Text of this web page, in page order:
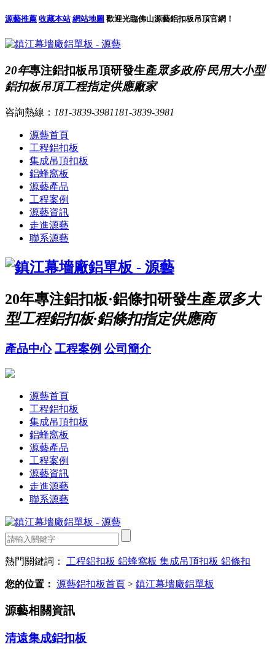
源藝推薦 收藏本站 網站地圖 歡迎光臨佛山源藝鋁扣板吊頂官網！
20年專注鋁扣板吊頂研發生產眾多政府·民用大小型
鋁扣板吊頂工程指定供應廠家
咨詢熱線： 181-3839-3981 181-3839-3981
源藝首頁
工程鋁扣板
集成吊頂扣板
鋁蜂窩板
源藝產品
工程案例
源藝資訊
走進源藝
聯系源藝
20年專注鋁扣板·鋁條扣研發生產眾多大
型工程鋁扣板·鋁條扣指定供應商
產品中心 工程案例 公司簡介
源藝首頁
工程鋁扣板
集成吊頂扣板
鋁蜂窩板
源藝產品
工程案例
源藝資訊
走進源藝
聯系源藝
熱門關鍵詞： 工程鋁扣板 鋁蜂窩板 集成吊頂扣板 鋁條扣
您的位置： 源藝鋁扣板首頁 > 鎮江幕墻廠鋁單板
源藝相關資訊
清遠集成鋁扣板